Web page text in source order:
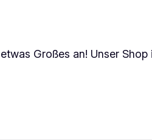
Großes an! Unser